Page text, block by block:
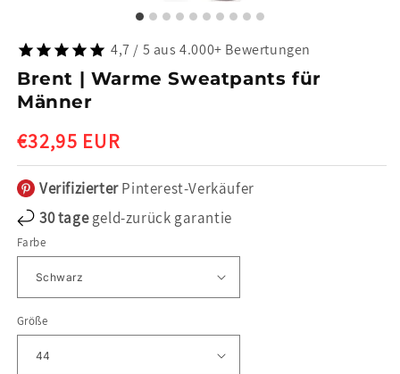
4,7 / 5 aus 4.000+ Bewertungen
Brent | Warme Sweatpants für
Männer
Normaler
Preis
€32,95 EUR
VerifizierterPinterest-Verkäufer
30 tagegeld-zurück garantie
Farbe
Größe